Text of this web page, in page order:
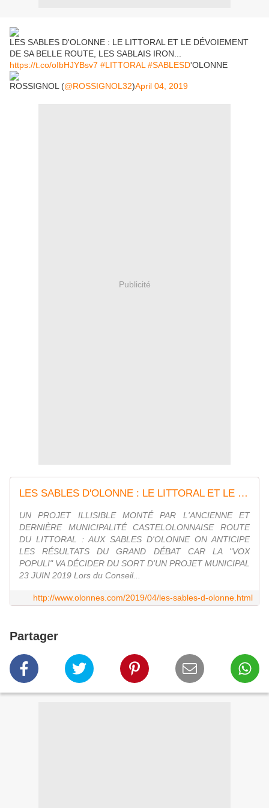
LES SABLES D'OLONNE : LE LITTORAL ET LE DÉVOIEMENT
DE SA BELLE ROUTE, LES SABLAIS IRON...
https://t.co/oIbHJYBsv7 #LITTORAL #SABLESD'OLONNE
ROSSIGNOL (@ROSSIGNOL32)April 04, 2019
Publicité
LES SABLES D'OLONNE : LE LITTORAL ET LE DÉVOIEMENT DE SA BELLE ROUTE, LES SABLAIS IRONT VOTER - Citoyens au Pays d'Olonne
UN PROJET ILLISIBLE MONTÉ PAR L'ANCIENNE ET
DERNIÈRE MUNICIPALITÉ CASTELOLONNAISE ROUTE
DU LITTORAL : AUX SABLES D'OLONNE ON ANTICIPE
LES RÉSULTATS DU GRAND DÉBAT CAR LA "VOX
POPULI" VA DÉCIDER DU SORT D'UN PROJET MUNICIPAL
23 JUIN 2019 Lors du Conseil...
http://www.olonnes.com/2019/04/les-sables-d-olonne.html
Partager